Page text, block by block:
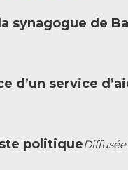
synagogue de
d’un service
politique